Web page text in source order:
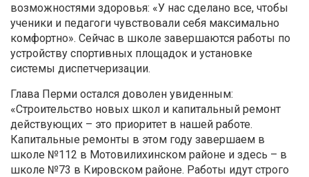
возможностями здоровья: «У нас сделано все, чтобы
ученики и педагоги чувствовали себя максимально
комфортно». Сейчас в школе завершаются работы по
устройству спортивных площадок и установке
системы диспетчеризации.
Глава Перми остался доволен увиденным:
«Строительство новых школ и капитальный ремонт
действующих – это приоритет в нашей работе.
Капитальные ремонты в этом году завершаем в
школе №112 в Мотовилихинском районе и здесь – в
школе №73 в Кировском районе. Работы идут строго